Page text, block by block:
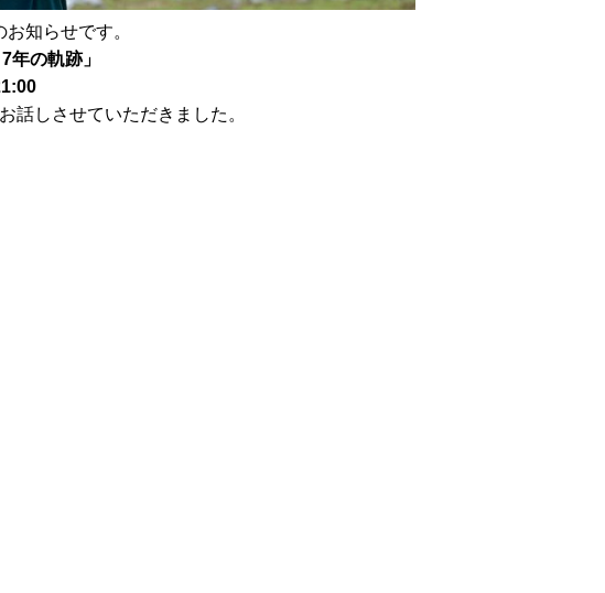
知らせです。
年の軌跡」
話しさせていただきました。